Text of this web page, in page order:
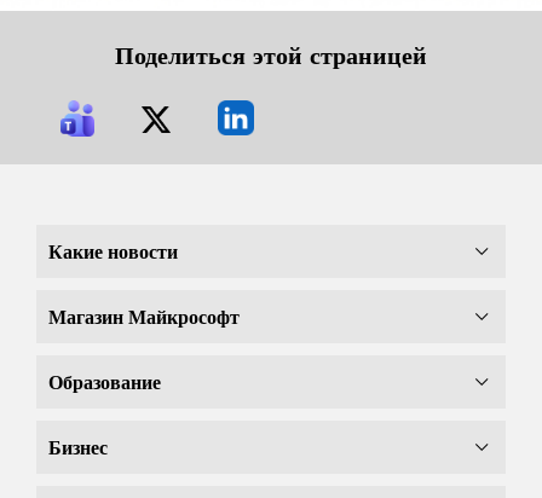
Поделиться этой страницей
Какие новости
Магазин Майкрософт
Образование
Бизнес